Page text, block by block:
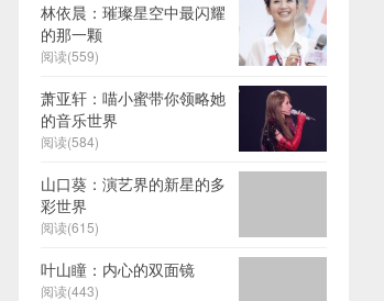
林依晨：璀璨星空中最闪耀
的那一颗
阅读(559)
萧亚轩：喵小蜜带你领略她
的音乐世界
阅读(584)
山口葵：演艺界的新星的多
彩世界
阅读(615)
叶山瞳：内心的双面镜
阅读(443)